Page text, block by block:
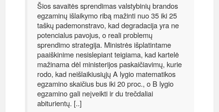
Šios savaitės sprendimas valstybinių brandos
egzaminų išlaikymo ribą mažinti nuo 35 iki 25
taškų pademonstravo, kad degradacija yra ne
potencialus pavojus, o reali problemų
sprendimo strategija. Ministrės išplatintame
paaiškinime nesislepiant teigiama, kad kartelė
mažinama dėl ministerijos paskaičiavimų, kurie
rodo, kad neišlaikiusiųjų A lygio matematikos
egzamino skaičius bus iki 20 proc., o B lygio
egzamino gali neįveikti ir du trečdaliai
abiturientų. [..]